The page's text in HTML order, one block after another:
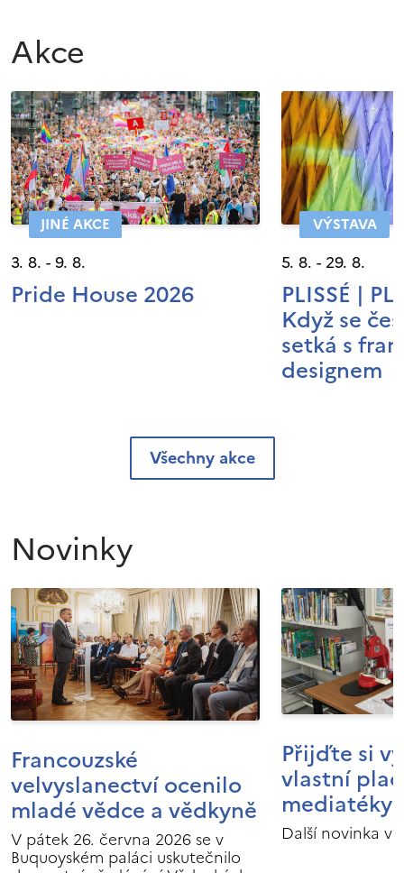
Akce
JINÉ AKCE
3. 8. - 9. 8.
Pride House 2026
VÝSTAVA
5. 8. - 29. 8.
PLISSÉ |
Když se
setká s
designem
Všechny akce
Novinky
Francouzské
velvyslanectví ocenilo
mladé vědce a vědkyně
V pátek 26. června 2026 se v
Buquoyském paláci uskutečnilo
Přijďte si
vlastní
mediatéky
Další novinka v